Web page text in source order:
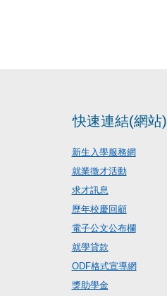
快速連結(網站)
新生入學服務網
就業徵才活動
求才訊息
歷年校慶回顧
電子公文公布欄
就學貸款
ODF格式宣導網
獎助學金